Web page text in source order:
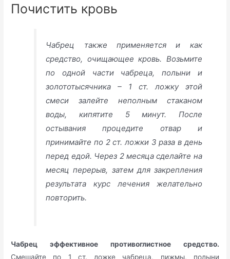
Почистить кровь
Чабрец также применяется и как
средство, очищающее кровь. Возьмите
по одной части чабреца, полыни и
золототысячника – 1 ст. ложку этой
смеси залейте неполным стаканом
воды, кипятите 5 минут. После
остывания процедите отвар и
принимайте по 2 ст. ложки 3 раза в день
перед едой. Через 2 месяца сделайте на
месяц перерыв, затем для закрепления
результата курс лечения желательно
повторить.
Чабрец эффективное противоглистное средство.
Смешайте по 1 ст. ложке чабреца, пижмы, полыни